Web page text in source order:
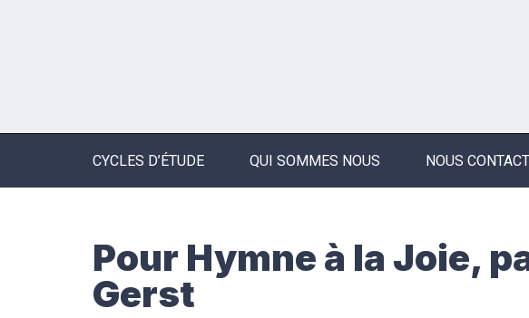
CYCLES D’ÉTUDE QUI SOMMES NOUS NOUS
Pour Hymne à la Joie,
Gerst